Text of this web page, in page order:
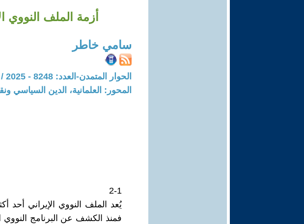
أزمة الملف النووي
سامي خاطر
الحوار المتمدن-العدد: 8248 - 2025 / 2 / 9 - 22:05
المحور: العلمانية، الدين السياسي
2-1
يُعد الملف النووي الإيراني أحد
فمنذ الكشف عن البرنامج النووي